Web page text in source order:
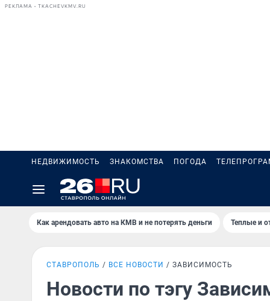
РЕКЛАМА • TKACHEVKMV.RU
НЕДВИЖИМОСТЬ ЗНАКОМСТВА ПОГОДА
Как арендовать авто на КМВ и не потерять деньги Теплые и
СТАВРОПОЛЬ ВСЕ НОВОСТИ ЗАВИСИМОСТЬ
Новости по тэгу